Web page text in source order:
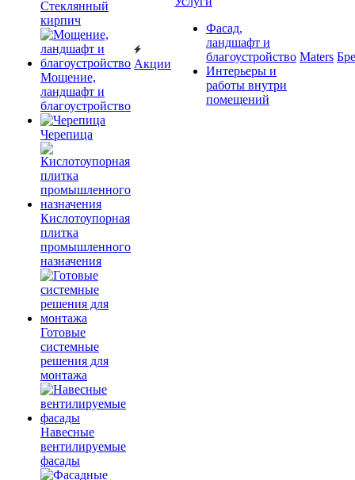
Cтеклянный
кирпич
Мощение,
ландшафт и
благоустройство
Черепица
Кислотоупорная
плитка
промышленного
назначения
Готовые
системные
решения для
монтажа
Навесные
вентилируемые
фасады
Акции
Фасад,
ландшафт и
благоустройство
Интерьеры и
работы внутри
помещений
Maters